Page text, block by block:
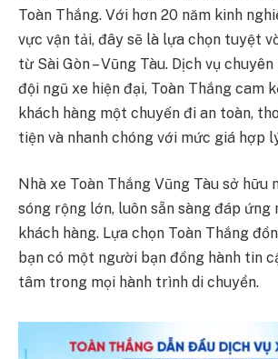
Toàn Thắng. Với hơn 20 năm kinh
vực vận tải, đây sẽ là lựa chọn tuyệt
từ Sài Gòn – Vũng Tàu. Dịch vụ
đội ngũ xe hiện đại, Toàn Thắng cam
khách hàng một chuyến đi an toàn,
tiện và nhanh chóng với mức giá hợp
Nhà xe Toàn Thắng Vũng Tàu sở hữu
sóng rộng lớn, luôn sẵn sàng đáp ứng
khách hàng. Lựa chọn Toàn Thắng
bạn có một người bạn đồng hành tin
tâm trong mọi hành trình di chuyển.